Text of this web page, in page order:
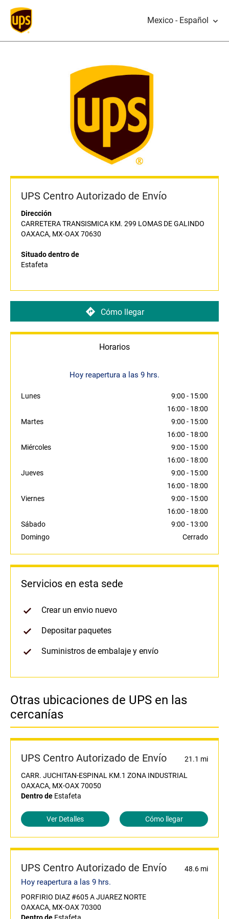
Mexico - Español
UPS Centro Autorizado de Envío
Dirección
CARRETERA TRANSISMICA KM. 299 LOMAS DE GALINDO
OAXACA, MX-OAX 70630
Situado dentro de
Estafeta
Cómo llegar
Horarios
Hoy reapertura a las 9 hrs.
Lunes 9:00 - 15:00
16:00 - 18:00
Martes
9:00 - 15:00
16:00 - 18:00
Miércoles
9:00 - 15:00
16:00 - 18:00
Jueves
9:00 - 15:00
16:00 - 18:00
Viernes
9:00 - 15:00
16:00 - 18:00
Sábado
9:00 - 13:00
Domingo
Cerrado
Servicios en esta sede
Crear un envio nuevo
Depositar paquetes
Suministros de embalaje y envío
Otras ubicaciones de UPS en las
cercanías
UPS Centro Autorizado de Envío
21.1 mi
CARR. JUCHITAN-ESPINAL KM.1 ZONA INDUSTRIAL
OAXACA, MX-OAX 70050
Dentro de Estafeta
Ver Detalles Cómo llegar
UPS Centro Autorizado de Envío 48.6 mi
Hoy reapertura a las 9 hrs.
PORFIRIO DIAZ #605 A JUAREZ NORTE
OAXACA, MX-OAX 70300